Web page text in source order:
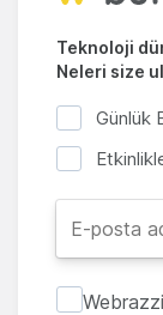
Teknoloji
Neleri size
Günlük